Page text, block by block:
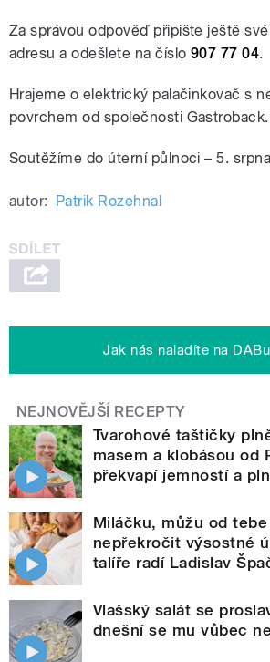
Za správou odpověď připište ještě
adresu a odešlete na číslo 907 77 04.
Hrajeme o elektrický palačinkovač s
povrchem od společnosti Gastroback.
Soutěžíme do úterní půlnoci – 5.
autor: Patrik Rozehnal
Jak nás naladíte na DABu
NEJNOVĚJŠÍ RECEPTY
Tvarohové taštičky
masem a klobásou od
překvapí jemností a
Miláčku, můžu od
nepřekročit výsostné
talíře radí Ladislav
Vlašský salát se
dnešní se mu vůbec